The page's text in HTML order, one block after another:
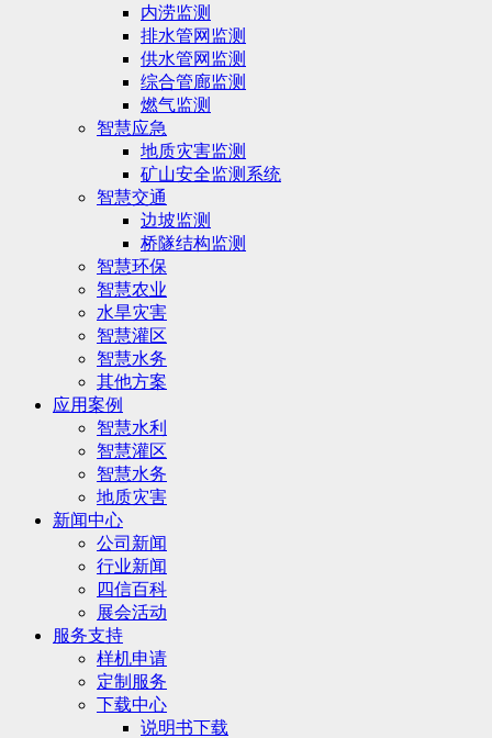
内涝监测
排水管网监测
供水管网监测
综合管廊监测
燃气监测
智慧应急
地质灾害监测
矿山安全监测系统
智慧交通
边坡监测
桥隧结构监测
智慧环保
智慧农业
水旱灾害
智慧灌区
智慧水务
其他方案
应用案例
智慧水利
智慧灌区
智慧水务
地质灾害
新闻中心
公司新闻
行业新闻
四信百科
展会活动
服务支持
样机申请
定制服务
下载中心
说明书下载